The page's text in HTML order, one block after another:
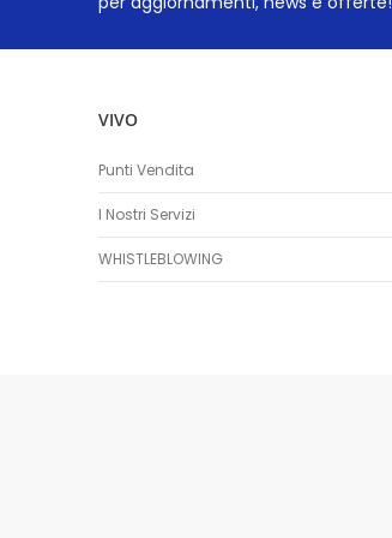
VIVO
Punti Vendita
I Nostri Servizi
WHISTLEBLOWING